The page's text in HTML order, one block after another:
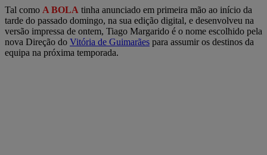
Tal como A BOLA tinha anunciado em primeira mão ao início da
tarde do passado domingo, na sua edição digital, e desenvolveu na
versão impressa de ontem, Tiago Margarido é o nome escolhido pela
nova Direção do Vitória de Guimarães para assumir os destinos da
equipa na próxima temporada.